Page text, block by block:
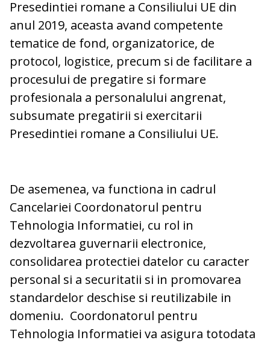
Presedintiei romane a Consiliului UE din
anul 2019, aceasta avand competente
tematice de fond, organizatorice, de
protocol, logistice, precum si de facilitare a
procesului de pregatire si formare
profesionala a personalului angrenat,
subsumate pregatirii si exercitarii
Presedintiei romane a Consiliului UE.
De asemenea, va functiona in cadrul
Cancelariei Coordonatorul pentru
Tehnologia Informatiei, cu rol in
dezvoltarea guvernarii electronice,
consolidarea protectiei datelor cu caracter
personal si a securitatii si in promovarea
standardelor deschise si reutilizabile in
domeniu. Coordonatorul pentru
Tehnologia Informatiei va asigura totodata